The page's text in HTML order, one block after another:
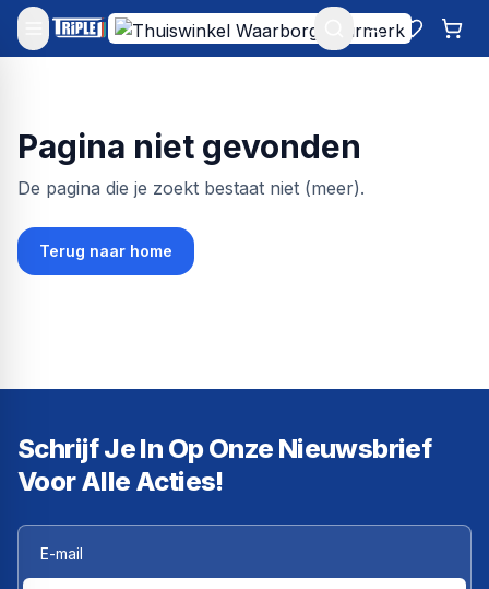
Mijn account
Pagina niet gevonden
De pagina die je zoekt bestaat niet (meer).
Terug naar home
Schrijf Je In Op Onze Nieuwsbrief
Voor Alle Acties!